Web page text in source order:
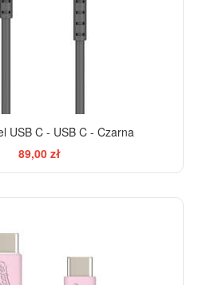
USB C - USB C - Czarna
89,00 zł